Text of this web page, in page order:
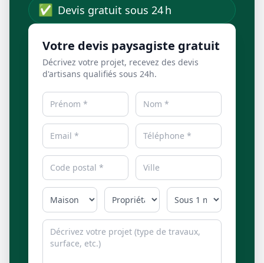
✅ Devis gratuit sous 24 h
Votre devis paysagiste gratuit
Décrivez votre projet, recevez des devis
d'artisans qualifiés sous 24h.